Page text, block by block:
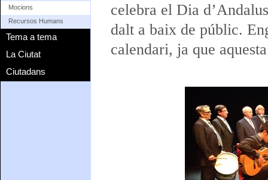
Mocions
Recursos Humans
Tema a tema
La Ciutat
Ciutadans
celebra el Dia
dalt a baix de públic.
calendari, ja que